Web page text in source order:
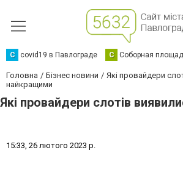
C covid19 в Павлограде С Соборная
Головна Бізнес новини
Які провайдери
найкращими
Які провайдери слотів
1 5:33, 26 лютого 2023 р.